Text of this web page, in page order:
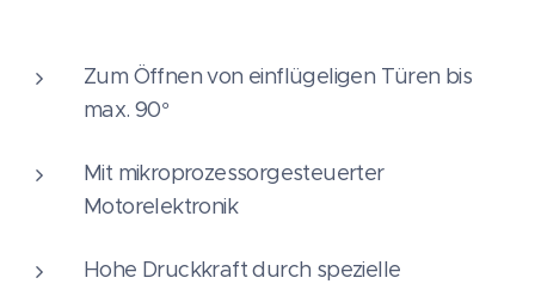
Zum Öffnen von einflügeligen Türen bis
max. 90°
Mit mikroprozessorgesteuerter
Motorelektronik
Hohe Druckkraft durch spezielle